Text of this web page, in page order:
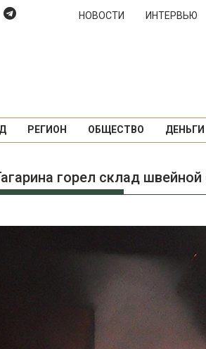
НОВОСТИ ИНТЕРВЬЮ
РЕГИОН ОБЩЕСТВО ДЕНЬГИ
горел склад